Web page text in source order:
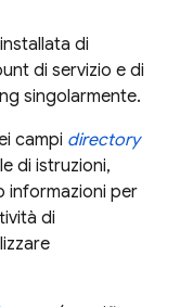
di
di servizio e di
singolarmente.
campi directory
di istruzioni,
informazioni per
di